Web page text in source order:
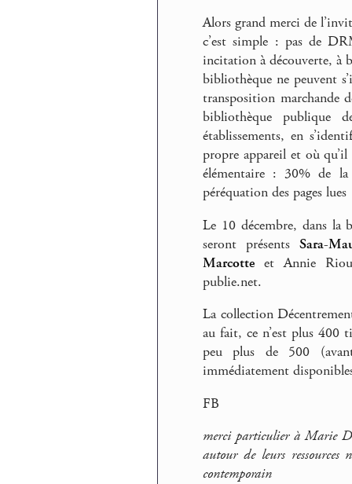
Alors grand merci de
c’est simple : pas de
incitation à découverte, à
bibliothèque ne peuvent
transposition marchande
bibliothèque publique
établissements, en
propre appareil et où
élémentaire : 30% de la
péréquation des pages lues
Le 10 décembre, dans
seront présents Sara-
Marcotte et Annie
publie.net.
La collection
au fait, ce n’est plus 400
peu plus de 500
immédiatement
FB
merci particulier à Marie
autour de leurs
contemporain